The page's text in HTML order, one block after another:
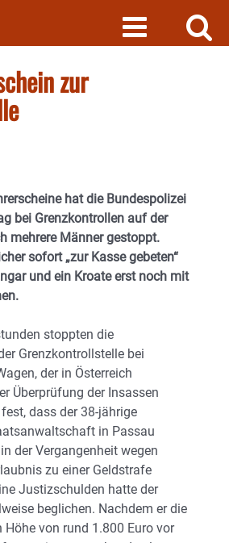
zur
hat die Bundespolizei
bei Grenzkontrollen auf der
mehrere Männer gestoppt.
sofort „zur Kasse gebeten“
und ein Kroate erst noch mit
stoppten die
Grenzkontrollstelle bei
der in Österreich
Überprüfung der Insassen
dass der 38-jährige
in Passau
der Vergangenheit wegen
zu einer Geldstrafe
Justizschulden hatte der
beglichen. Nachdem er die
von rund 1.800 Euro vor